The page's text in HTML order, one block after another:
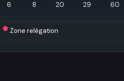
6 8 20 29 60
Zone relégation